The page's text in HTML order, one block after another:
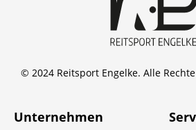
© 2024 Reitsport Engelke. Alle
Unternehmen